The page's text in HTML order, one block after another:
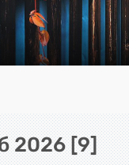
2026 [9]